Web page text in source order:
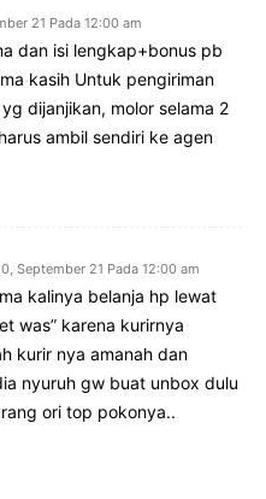
21 Pada 12:00 am
dan isi lengkap+bonus pb
kasih Untuk pengiriman
dijanjikan, molor selama 2
ambil sendiri ke agen
September 21 Pada 12:00 am
kalinya belanja hp lewat
was” karena kurirnya
kurir nya amanah dan
nyuruh gw buat unbox dulu
ori top pokonya..